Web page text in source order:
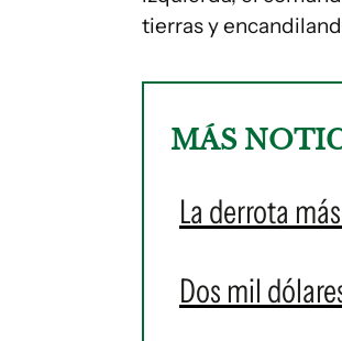
tierras y
MÁS
La derrota
Dos mil